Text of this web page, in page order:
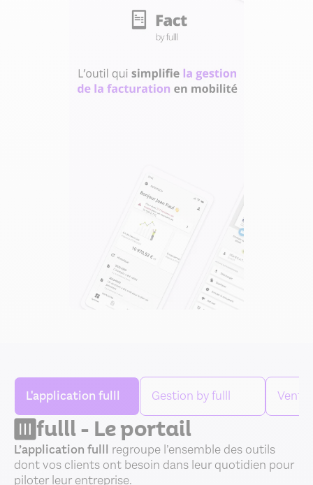
L'application fulll Gestion by fulll
fulll - Le portail
L’application fulll regroupe l’ensemble des outils
dont vos clients ont besoin dans leur quotidien pour
piloter leur entreprise.